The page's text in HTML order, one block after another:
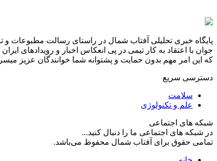
پایگاه خبری تحلیلی آفتاب شمال در راستای رسالت مطبوعات و
جوان با اعتقاد به کار تیمی در پی انعکاس اخبار و رویدادهای
که این امر مهم بدون حمایت و پشتوانه شما خوانندگان عزیز میسر
دسترسی سریع
سلامت
علم و تکنولوژی
شبکه های اجتماعی
در شبکه های اجتماعی ما را دنبال کنید...
تمامی حقوق برای آفتاب شمال محفوظ می‌باشد.